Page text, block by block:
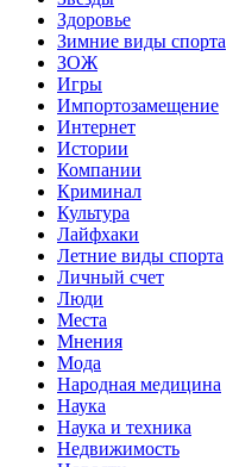
Здоровье
Зимние виды спорта
ЗОЖ
Игры
Импортозамещение
Интернет
Истории
Компании
Криминал
Культура
Лайфхаки
Летние виды спорта
Личный счет
Люди
Места
Мнения
Мода
Народная медицина
Наука
Наука и техника
Недвижимость